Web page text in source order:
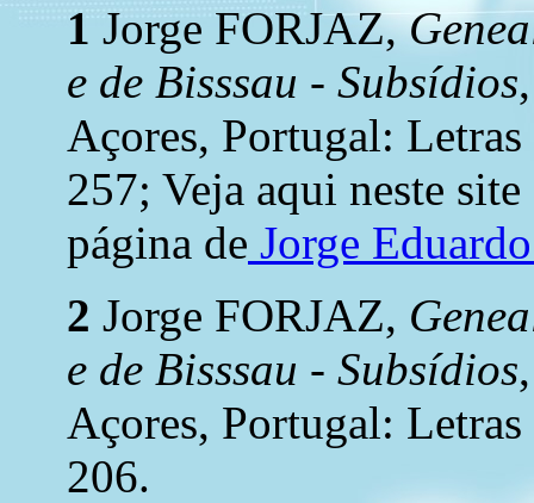
1 Jorge FORJAZ,
e de Bisssau - Subsídios
Açores, Portugal:
257; Veja aqui neste
página de Jorge
2 Jorge FORJAZ,
e de Bisssau - Subsídios
Açores, Portugal:
206.